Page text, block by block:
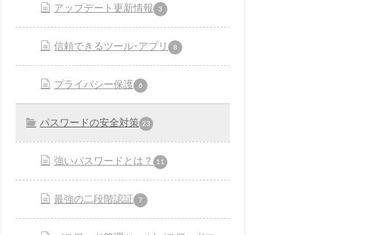
アップデート更新情報 3
信頼できるツール･アプリ 8
プライバシー保護 6
パスワードの安全対策 23
強いパスワードとは？ 11
最強の二段階認証 7